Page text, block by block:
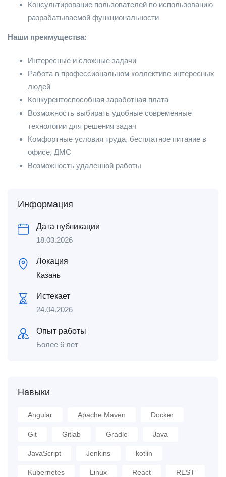
Консультирование пользователей по использованию
разрабатываемой функциональности
Наши преимущества:
Интересные и сложные задачи
Работа в профессиональном коллективе интересных
людей
Конкурентоспособная заработная плата
Возможность выбирать удобные современные
технологии для решения задач
Комфортные условия труда, бесплатное питание в
офисе, ДМС
Возможность удаленной работы
Информация
Дата публикации
18.03.2026
Локация
Казань
Истекает
24.04.2026
Опыт работы
Более 6 лет
Навыки
Angular Apache Maven Docker
Git Gitlab Gradle Java
JavaScript Jenkins kotlin
Kubernetes Linux React REST